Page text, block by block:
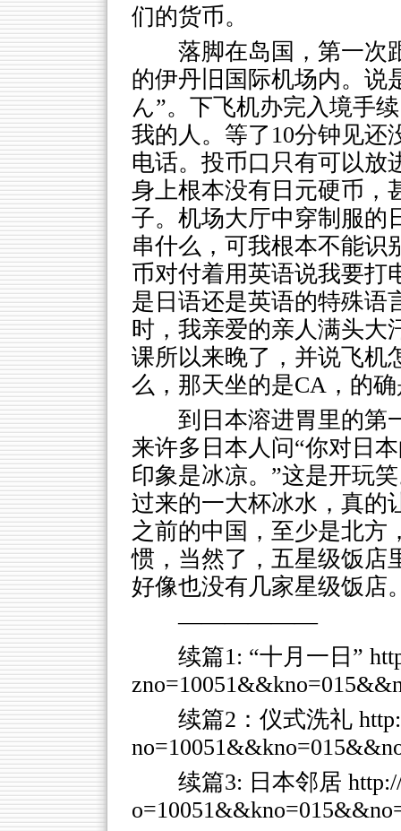
们的货币。
落脚在岛国，第一次
的伊丹旧国际机场内。说
ん”。下飞机办完入境手
我的人。等了10分钟见还
电话。投币口只有可以放
身上根本没有日元硬币，
子。机场大厅中穿制服的
串什么，可我根本不能识
币对付着用英语说我要打
是日语还是英语的特殊语
时，我亲爱的亲人满头大
课所以来晚了，并说飞机
么，那天坐的是CA，的
到日本溶进胃里的第
来许多日本人问“你对日
印象是冰凉。”这是开玩
过来的一大杯冰水，真的
之前的中国，至少是北方
惯，当然了，五星级饭店
好像也没有几家星级饭店
——————
续篇1: “十月一日”
续篇2：仪式洗礼
续篇3: 日本邻居